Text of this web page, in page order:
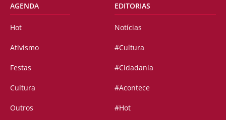
AGENDA
Hot
Ativismo
Festas
Cultura
Outros
EDITORIAS
Notícias
#Cultura
#Cidadania
#Acontece
#Hot